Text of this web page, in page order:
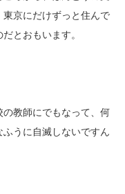
京にだけずっと住んで
とおもいます。
教師にでもなって、何
うに自滅しないですん